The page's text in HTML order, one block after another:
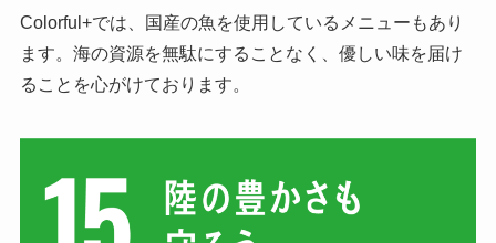
Colorful+では、国産の魚を使用しているメニューもあり
ます。海の資源を無駄にすることなく、優しい味を届け
ることを心がけております。